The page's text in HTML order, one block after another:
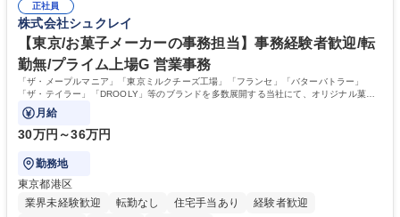
社内新システムの導入検討・比較検証 募集職種 【新橋/総務】女性歓迎※
ポジティブアクション／年休126日／土日祝休
ィブアクション 学歴・資格 学歴：大学院 大学 高専 短大 専修学校 高校 語
学力： 資格：
正社員
株式会社シュクレイ
【東京/お菓子メーカーの事務担当】事務経験者歓迎/転
勤無/プライム上場G 営業事務
「ザ・メープルマニア」「東京ミルクチーズ工場」「フランセ」「バターバトラー」
「ザ・テイラー」「DROOLY」等のブランドを多数展開する当社にて、オリジナル菓子
ブランド商品の事務業務をお任せいたします。
月給
30万円～36万円
勤務地
東京都港区
業界未経験歓迎
転勤なし 住宅手当あり
経験者歓迎